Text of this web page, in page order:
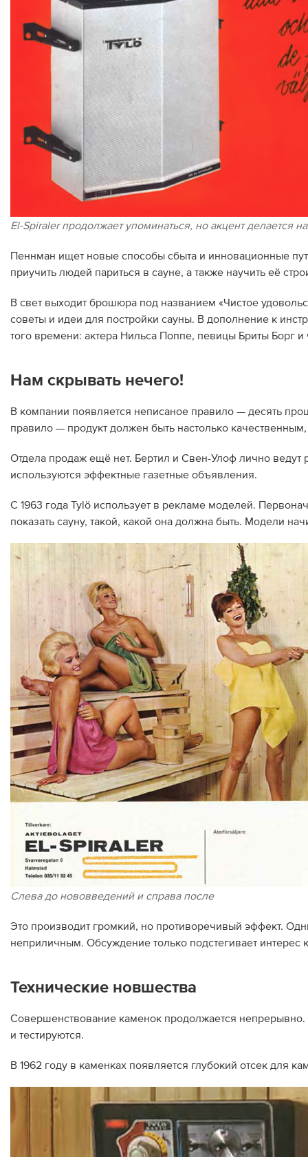
El-Spiraler продолжает упоминаться, но акцент делается
Пеннман ищет новые способы сбыта и инновационные
приучить людей париться в сауне, а также научить её
В свет выходит брошюра под названием «Чистое
советы и идеи для постройки сауны. В дополнение к
того времени: актера Нильса Поппе, певицы Бриты Борг
Нам скрывать нечего!
В компании появляется неписаное правило — десять
правило — продукт должен быть настолько
Отдела продаж ещё нет. Бертил и Свен-Улоф лично ведут
используются эффектные газетные объявления.
С 1963 года Tylö использует в рекламе моделей.
показать сауну, такой, какой она должна быть. Модели
Слева до нововведений и справа после
Это производит громкий, но противоречивый эффект.
неприличным. Обсуждение только подстегивает интерес
Технические новшества
Совершенствование каменок продолжается
и тестируются.
В 1962 году в каменках появляется глубокий отсек для